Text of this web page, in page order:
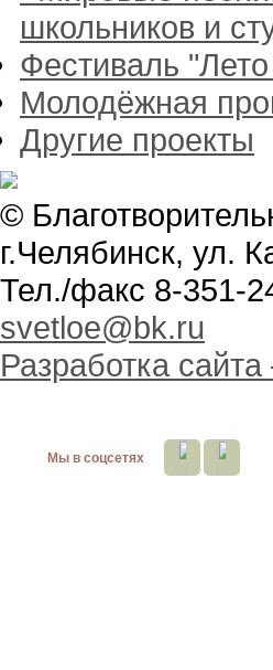
Мы в соцсетях
школьников и
Фестиваль
Молодёжная
Другие проекты
©
г.Челябинск, ул.
Тел./факс 8-351-
svetloe@bk.ru
Разработка